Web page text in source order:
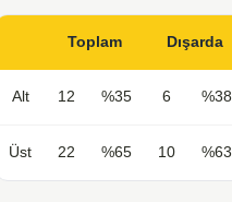
Toplam Dışarda
Alt 12 %35 6 %38
Üst 22 %65 10 %63